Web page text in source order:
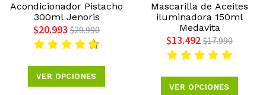
Acondicionador Pistacho
300ml Jenoris
$20.993 $29.990
VER OPCIONES
Mascarilla de Aceites
iluminadora 150ml
Medavita
$13.492 $17.990
VER OPCIONES